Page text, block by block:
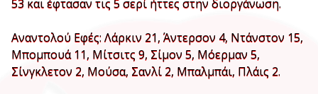
53 και έφτασαν τις 5 σερί ήττες στην διοργάνωση.
Αναντολού Εφές: Λάρκιν 21, Άντερσον 4, Ντάνστον 15,
Μπομπουά 11, Μίτσιτς 9, Σίμον 5, Μόερμαν 5,
Σίνγκλετον 2, Μούσα, Σανλί 2, Μπαλμπάι, Πλάις 2.